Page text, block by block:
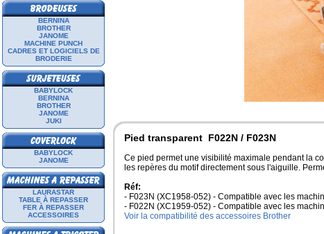
BERNINA
BROTHER
JANOME
MACHINE PUNCH
CADRES ET LOGICIELS DE
BRODERIE
BABYLOCK
BERNINA
BROTHER
JANOME
JUKI
BABYLOCK
JANOME
LAURASTAR
TABLE À REPASSER
FER À REPASSER
ACCESSOIRES
Pied transparent F022N / F023N
Ce pied permet une visibilité maximale pendant la
les repères du motif directement sous l'aiguille.
Réf:
- F023N (XC1958-052) - Compatible avec les
- F022N (XC1959-052) - Compatible avec les
Voir la compatibilité des accessoires Brother